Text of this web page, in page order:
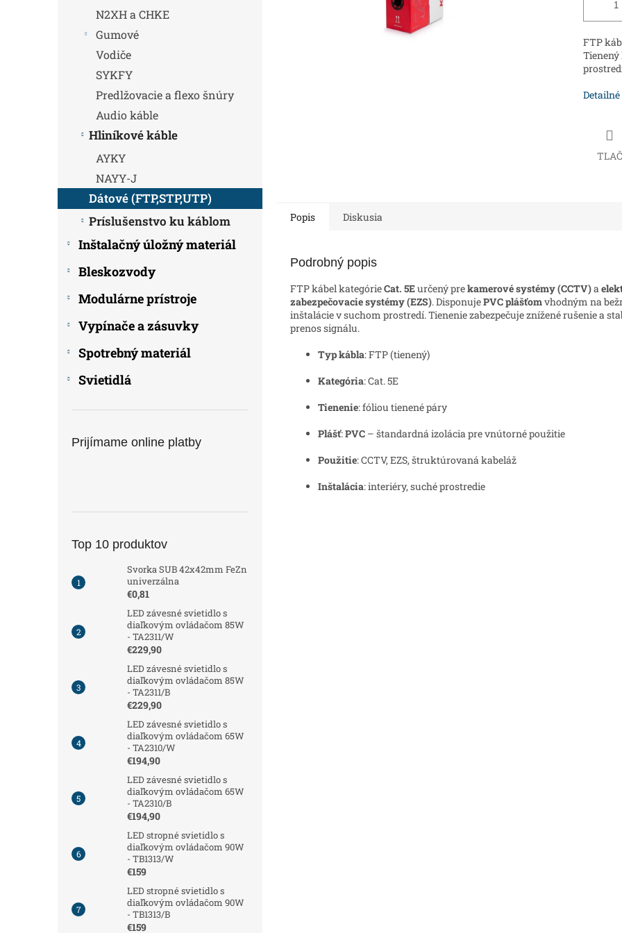
N2XH a CHKE
Gumové
Vodiče
SYKFY
Predlžovacie a flexo šnúry
Audio káble
Hliníkové káble
AYKY
NAYY-J
Dátové (FTP,STP,UTP)
Príslušenstvo ku káblom
Inštalačný úložný materiál
Bleskozvody
Modulárne prístroje
Vypínače a zásuvky
Spotrebný materiál
Svietidlá
Prijímame online platby
Top 10 produktov
Svorka SUB 42x42mm FeZn
univerzálna
€0,81
LED závesné svietidlo s
diaľkovým ovládačom 85W
- TA2311/W
€229,90
LED závesné svietidlo s
diaľkovým ovládačom 85W
- TA2311/B
€229,90
LED závesné svietidlo s
diaľkovým ovládačom 65W
- TA2310/W
€194,90
LED závesné svietidlo s
diaľkovým ovládačom 65W
- TA2310/B
€194,90
LED stropné svietidlo s
diaľkovým ovládačom 90W
- TB1313/W
€159
LED stropné svietidlo s
diaľkovým ovládačom 90W
- TB1313/B
€159
FTP
TLAČ
Popis Diskusia
Podrobný popis
FTP kábel kategórieCat. 5Eurčený prekamerové systémy (CCTV)a
zabezpečovacie systémy (EZS). DisponujePVC plášťomvhodným na
inštalácie v suchom prostredí. Tienenie zabezpečuje znížené rušenie a
prenos signálu.
Typ kábla: FTP (tienený)
Kategória: Cat. 5E
Tienenie: fóliou tienené páry
Plášť:PVC – štandardná izolácia pre vnútorné použitie
Použitie: CCTV, EZS, štruktúrovaná kabeláž
Inštalácia: interiéry, suché prostredie